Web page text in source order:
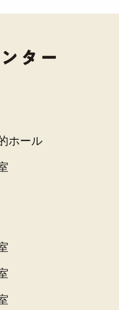
ホール